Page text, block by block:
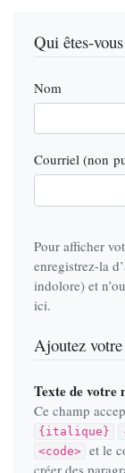
Qui êtes-
Nom
Courriel (non
Pour afficher
enregistrez-la
indolore) et
ici.
Ajoutez
Texte de votre
Ce champ
{italique}
<code>
et le
créer des